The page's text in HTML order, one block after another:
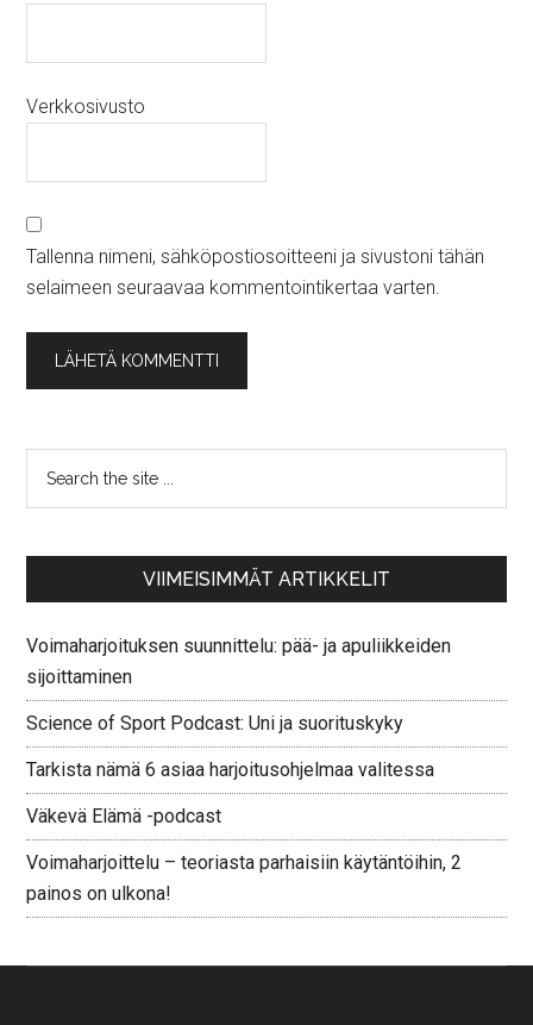
Verkkosivusto
Tallenna nimeni, sähköpostiosoitteeni ja sivustoni tähän
selaimeen seuraavaa kommentointikertaa varten.
VIIMEISIMMÄT ARTIKKELIT
Voimaharjoituksen suunnittelu: pää- ja apuliikkeiden
sijoittaminen
Science of Sport Podcast: Uni ja suorituskyky
Tarkista nämä 6 asiaa harjoitusohjelmaa valitessa
Väkevä Elämä -podcast
Voimaharjoittelu – teoriasta parhaisiin käytäntöihin, 2
painos on ulkona!